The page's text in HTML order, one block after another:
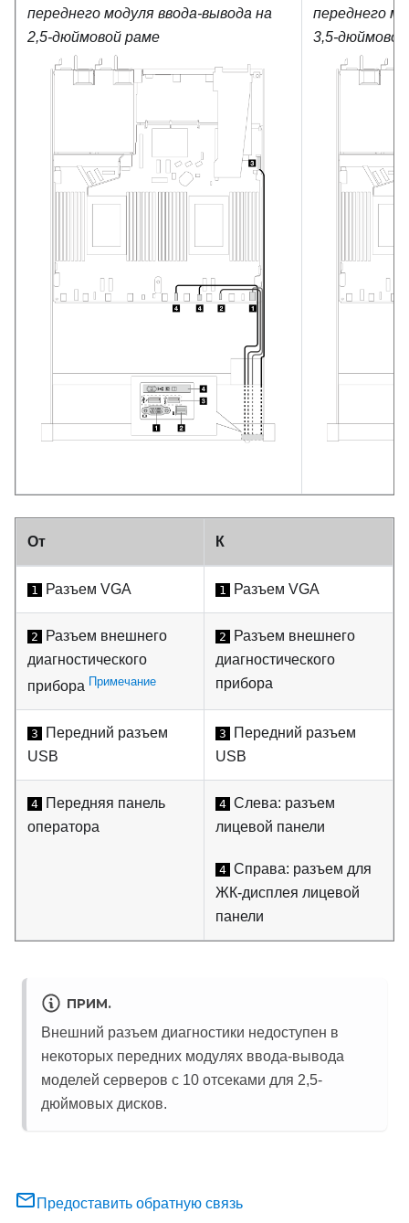
переднего модуля ввода-вывода на
2,5-дюймовой раме
переднего
3,5-
От К
1 Разъем VGA 1 Разъем VGA
2
Разъем внешнего
диагностического
прибора Примечание
2
Разъем внешнего
диагностического
прибора
3
Передний разъем
USB
3
Передний разъем
USB
4
Передняя панель
оператора
4 Слева: разъем
лицевой панели
4 Справа: разъем для
ЖК-дисплея лицевой
панели
ПРИМ.
Внешний разъем диагностики недоступен в
некоторых передних модулях ввода-вывода
моделей серверов с 10 отсеками для 2,5-
дюймовых дисков.
Предоставить обратную связь